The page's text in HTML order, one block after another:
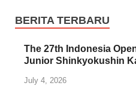
BERITA TERBARU
The 27th Indonesia
Junior Shinkyokushin
July 4, 2026